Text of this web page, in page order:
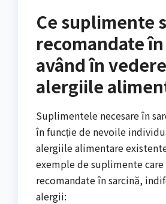
Ce suplimente
recomandate
având în vedere
alergiile
Suplimentele necesare în
în funcție de nevoile
alergiile alimentare
exemple de suplimente
recomandate în sarcină,
alergii: